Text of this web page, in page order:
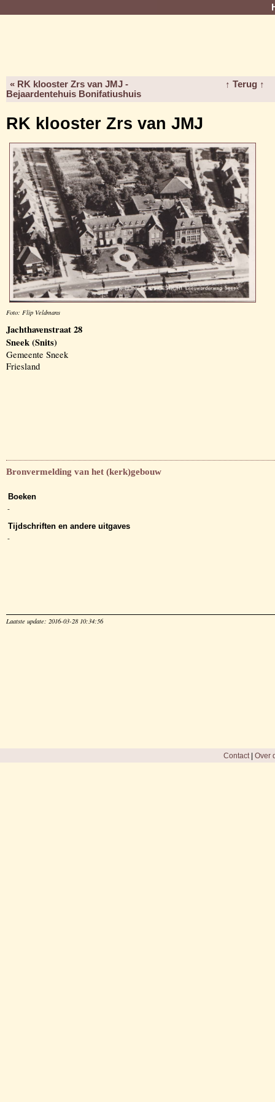
« RK klooster Zrs van JMJ -
Bejaardentehuis Bonifatiushuis
↑ Terug ↑
RK klooster Zrs van JMJ
Foto: Flip Veldmans
Jachthavenstraat 28
Sneek (Snits)
Gemeente Sneek
Friesland
Bronvermelding van het (kerk)gebouw
Boeken
-
Tijdschriften en andere uitgaves
-
Laatste update: 2016-03-28 10:34:56
Contact| Over